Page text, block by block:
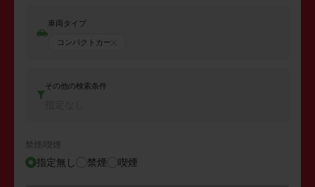
車両タイプ
コンパクトカー
その他の検索条件
禁煙/喫煙
指定無し 禁煙 喫煙